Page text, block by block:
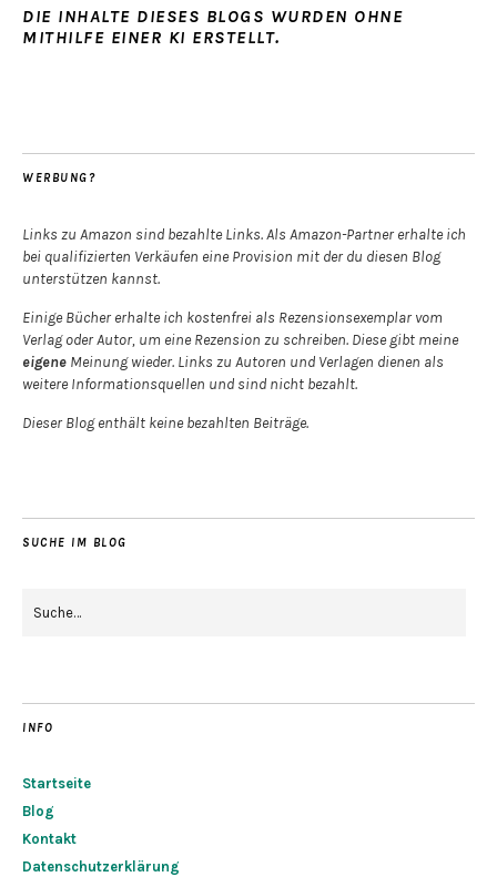
DIE INHALTE DIESES BLOGS WURDEN OHNE
MITHILFE EINER KI ERSTELLT.
WERBUNG?
Links zu Amazon sind bezahlte Links. Als Amazon-Partner erhalte ich
bei qualifizierten Verkäufen eine Provision mit der du diesen Blog
unterstützen kannst.
Einige Bücher erhalte ich kostenfrei als Rezensionsexemplar vom
Verlag oder Autor, um eine Rezension zu schreiben. Diese gibt meine
eigene Meinung wieder. Links zu Autoren und Verlagen dienen als
weitere Informationsquellen und sind nicht bezahlt.
Dieser Blog enthält keine bezahlten Beiträge.
SUCHE IM BLOG
INFO
Startseite
Blog
Kontakt
Datenschutzerklärung